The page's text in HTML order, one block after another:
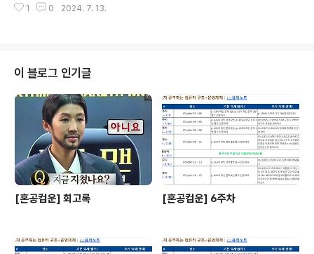
영향을 미치는지 그리고 DRAM, SRAM, SDRAM, DDR
읽는 것을 반복했다. 처음 읽을 때는 이게 뭔소리지.. 싶은
천천히 여러번 읽으니까 처음보는 내용이 머리에 잘 들어
왔당ㅎㅎ Chapter 04 CPU의 작동 원리04-1 ALU와
제어장치CPU 내부에는 계산을 담당하는 ALU와 명령어
를 읽어들이고 해석하는 제어장치, 작은 임시 저장 장치인
레지스터라는 구성요소가 있다. 1. ALUALU는 레지스터
를 통해 피연산자를 받아들이고..
1 0 2024. 7. 13.
이 블로그 인기글
[혼공컴운] 회고록 [혼공컴운] 6주차